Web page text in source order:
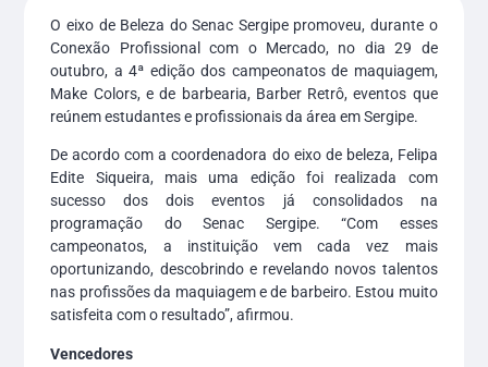
O eixo de Beleza do Senac Sergipe promoveu, durante o
Conexão Profissional com o Mercado, no dia 29 de
outubro, a 4ª edição dos campeonatos de maquiagem,
Make Colors, e de barbearia, Barber Retrô, eventos que
reúnem estudantes e profissionais da área em Sergipe.
De acordo com a coordenadora do eixo de beleza, Felipa
Edite Siqueira, mais uma edição foi realizada com
sucesso dos dois eventos já consolidados na
programação do Senac Sergipe. “Com esses
campeonatos, a instituição vem cada vez mais
oportunizando, descobrindo e revelando novos talentos
nas profissões da maquiagem e de barbeiro. Estou muito
satisfeita com o resultado”, afirmou.
Vencedores